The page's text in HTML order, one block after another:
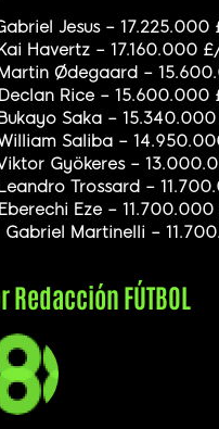
Jesus –
Havertz – 17.160.000
Ødegaard –
Rice –
Saka –
Saliba –
Gyökeres –
Trossard –
Eze –
Gabriel Martinelli –
Redacción FÚTBOL